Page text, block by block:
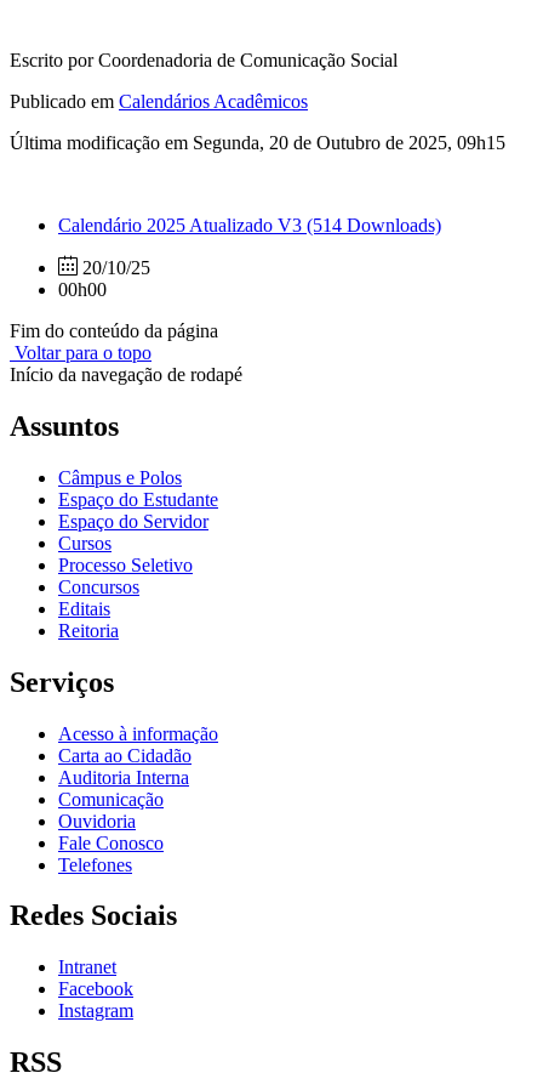
Escrito por Coordenadoria de Comunicação Social
Publicado em Calendários Acadêmicos
Última modificação em Segunda, 20 de Outubro de 2025, 09h15
Calendário 2025 Atualizado V3 (514 Downloads)
20/10/25
00h00
Fim do conteúdo da página
Voltar para o topo
Início da navegação de rodapé
Assuntos
Câmpus e Polos
Espaço do Estudante
Espaço do Servidor
Cursos
Processo Seletivo
Concursos
Editais
Reitoria
Serviços
Acesso à informação
Carta ao Cidadão
Auditoria Interna
Comunicação
Ouvidoria
Fale Conosco
Telefones
Redes Sociais
Intranet
Facebook
Instagram
RSS